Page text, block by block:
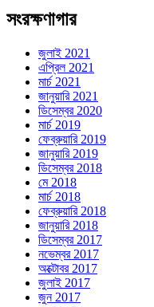
সংরক্ষণাগার
জুলাই 2021
এপ্রিল 2021
মার্চ 2021
জানুয়ারি 2021
ডিসেম্বর 2020
মার্চ 2019
ফেব্রুয়ারি 2019
জানুয়ারি 2019
ডিসেম্বর 2018
মে 2018
মার্চ 2018
ফেব্রুয়ারি 2018
জানুয়ারি 2018
ডিসেম্বর 2017
নভেম্বর 2017
অক্টোবর 2017
জুলাই 2017
জুন 2017